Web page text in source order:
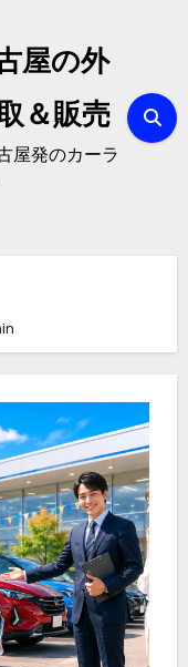
屋の外
＆販売
屋発のカーラ